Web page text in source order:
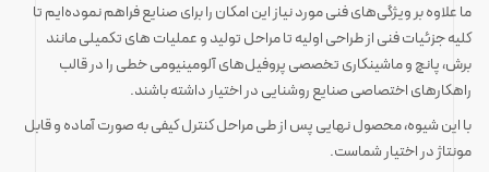
ما علاوه بر ویژگی‌های فنی مورد نیاز این امکان را برای صنایع فراهم نموده‌ایم تا
کلیه جزئیات فنی از طراحی اولیه تا مراحل تولید و عملیات های تکمیلی مانند
برش، پانچ و ماشینکاری تخصصی پروفیل‌های آلومینیومی خطی را در قالب
راهکارهای اختصاصی صنایع روشنایی در اختیار داشته باشند.
با این شیوه، محصول نهایی پس از طی مراحل کنترل کیفی به صورت آماده و قابل
مونتاژ در اختیار شماست.